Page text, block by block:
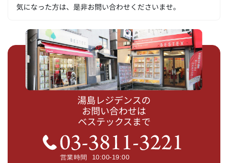
気になった方は、是非お問い合わせくださいませ。
湯島レジデンスの
お問い合わせは
ベステックスまで